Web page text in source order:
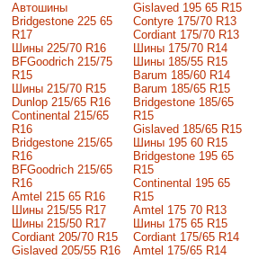
Автошины
Bridgestone 225 65
R17
Шины 225/70 R16
BFGoodrich 215/75
R15
Шины 215/70 R15
Dunlop 215/65 R16
Continental 215/65
R16
Bridgestone 215/65
R16
BFGoodrich 215/65
R16
Amtel 215 65 R16
Шины 215/55 R17
Шины 215/50 R17
Сordiant 205/70 R15
Gislaved 205/55 R16
Gislaved 195 65 R15
Contyre 175/70 R13
Cordiant 175/70 R13
Шины 175/70 R14
Шины 185/55 R15
Barum 185/60 R14
Barum 185/65 R15
Bridgestone 185/65
R15
Gislaved 185/65 R15
Шины 195 60 R15
Bridgestone 195 65
R15
Continental 195 65
R15
Amtel 175 70 R13
Шины 175 65 R15
Cordiant 175/65 R14
Amtel 175/65 R14